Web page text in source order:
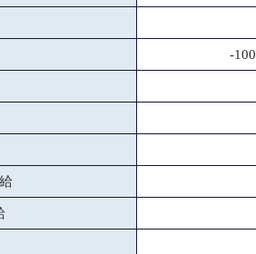
-100